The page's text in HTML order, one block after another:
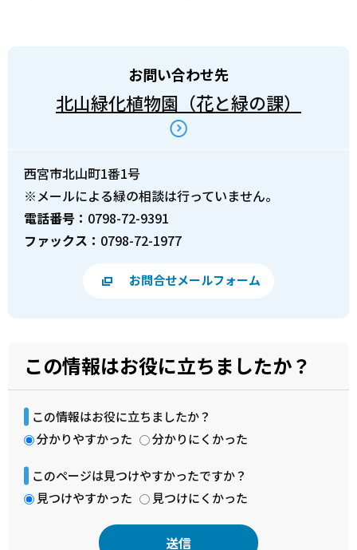
お問い合わせ先
北山緑化植物園（花と緑の課）
西宮市北山町1番1号
※メールによる緑の相談は行っていません。
電話番号： 0798-72-9391
ファックス： 0798-72-1977
お問合せメールフォーム
この情報はお役に立ちましたか？
この情報はお役に立ちましたか？
分かりやすかった
分かりにくかった
このページは見つけやすかったですか？
見つけやすかった
見つけにくかった